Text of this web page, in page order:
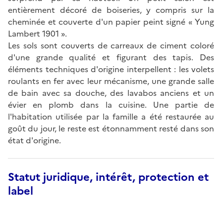
entièrement décoré de boiseries, y compris sur la
cheminée et couverte d'un papier peint signé « Yung
Lambert 1901 ».
Les sols sont couverts de carreaux de ciment coloré
d'une grande qualité et figurant des tapis. Des
éléments techniques d'origine interpellent : les volets
roulants en fer avec leur mécanisme, une grande salle
de bain avec sa douche, des lavabos anciens et un
évier en plomb dans la cuisine. Une partie de
l'habitation utilisée par la famille a été restaurée au
goût du jour, le reste est étonnamment resté dans son
état d'origine.
Statut juridique, intérêt, protection et
label